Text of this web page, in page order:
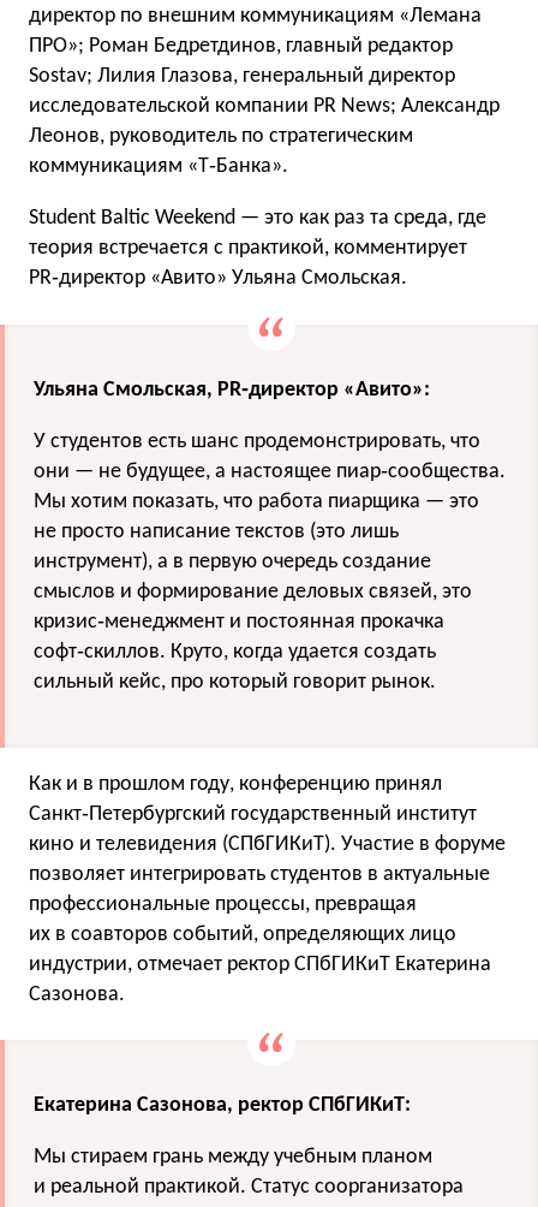
директор по внешним коммуникациям «Лемана
ПРО»; Роман Бедретдинов, главный редактор
Sostav; Лилия Глазова, генеральный директор
исследовательской компании PR News; Александр
Леонов, руководитель по стратегическим
коммуникациям «Т‑Банка».
Student Baltic Weekend — это как раз та среда, где
теория встречается с практикой, комментирует
PR‑директор «Авито» Ульяна Смольская.
Ульяна Смольская, PR‑директор «Авито»:
У студентов есть шанс продемонстрировать, что
они — не будущее, а настоящее пиар‑сообщества.
Мы хотим показать, что работа пиарщика — это
не просто написание текстов (это лишь
инструмент), а в первую очередь создание
смыслов и формирование деловых связей, это
кризис‑менеджмент и постоянная прокачка
софт‑скиллов. Круто, когда удается создать
сильный кейс, про который говорит рынок.
Как и в прошлом году, конференцию принял
Санкт‑Петербургский государственный институт
кино и телевидения (СПбГИКиТ). Участие в форуме
позволяет интегрировать студентов в актуальные
профессиональные процессы, превращая
их в соавторов событий, определяющих лицо
индустрии, отмечает ректор СПбГИКиТ Екатерина
Сазонова.
Екатерина Сазонова, ректор СПбГИКиТ:
Мы стираем грань между учебным планом
и реальной практикой. Статус соорганизатора